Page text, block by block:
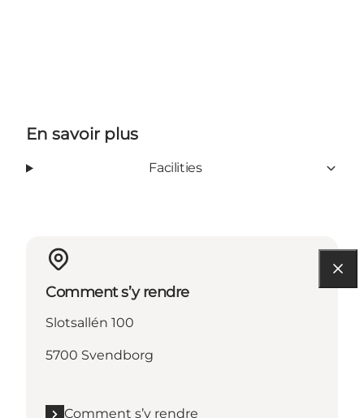
En savoir plus
Facilities
Comment s’y rendre
Slotsallén 100
5700 Svendborg
Comment s’y rendre